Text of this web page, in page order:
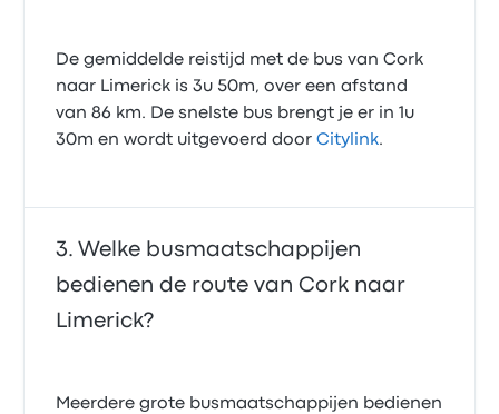
De gemiddelde reistijd met de bus van Cork
naar Limerick is 3u 50m, over een afstand
van 86 km. De snelste bus brengt je er in 1u
30m en wordt uitgevoerd doorCitylink.
Welke busmaatschappijen
bedienen de route van Cork naar
Limerick?
Meerdere grote busmaatschappijen bedienen